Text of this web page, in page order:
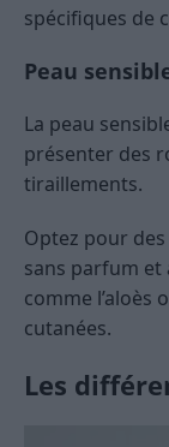
spécifiques de
Peau
La peau
présenter des
tiraillements.
Optez pour
sans parfum et
comme l’aloès
cutanées.
Les